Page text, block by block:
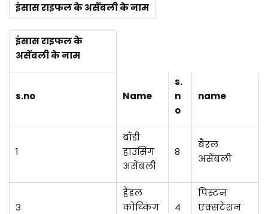
इंसास राइफल के असेंबली के नाम
इंसास राइफल के
असेंबली के नाम
s.no Name
s.
n
o
name
1
बॉडी
हाउसिंग
असेंबली
8
बैरल
असेंबली
3
हैंडल
कोच्किंग
4
पिस्टन
एक्सटेंशन